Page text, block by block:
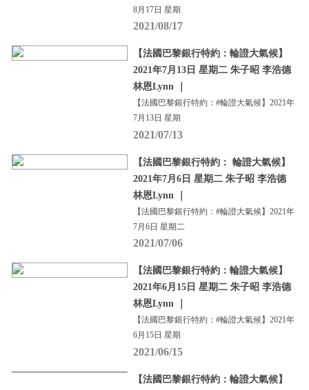
8月17日 星期
2021/08/17
【法國巴黎銀行特約：輪證大氣候】
2021年7月13日 星期二 朱子昭 李浩德
林恩Lynn ｜
【法國巴黎銀行特約：#輪證大氣候】2021年
7月13日 星期
2021/07/13
【法國巴黎銀行特約： 輪證大氣候】
2021年7月6日 星期二 朱子昭 李浩德
林恩Lynn ｜
【法國巴黎銀行特約：#輪證大氣候】2021年
7月6日 星期二
2021/07/06
【法國巴黎銀行特約：輪證大氣候】
2021年6月15日 星期二 朱子昭 李浩德
林恩Lynn ｜
【法國巴黎銀行特約：#輪證大氣候】2021年
6月15日 星期
2021/06/15
【法國巴黎銀行特約：輪證大氣候】